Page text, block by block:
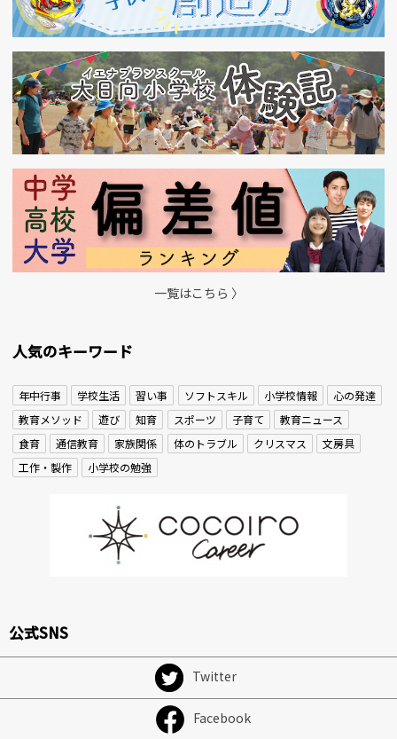
一覧はこちら 〉
人気のキーワード
年中行事 学校生活 習い事 ソフトスキル 小学校情報
心の発達
教育メソッド
遊び 知育 スポーツ 子育て
教育ニュース
食育
通信教育 家族関係 体のトラブル クリスマス
文房具
工作・製作
小学校の勉強
公式SNS
Twitter
Facebook